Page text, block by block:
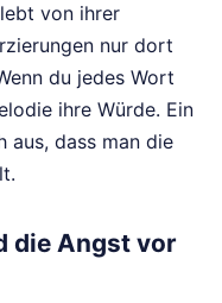
von ihrer
nur dort
du jedes Wort
ihre Würde. Ein
aus, dass man die
die Angst vor